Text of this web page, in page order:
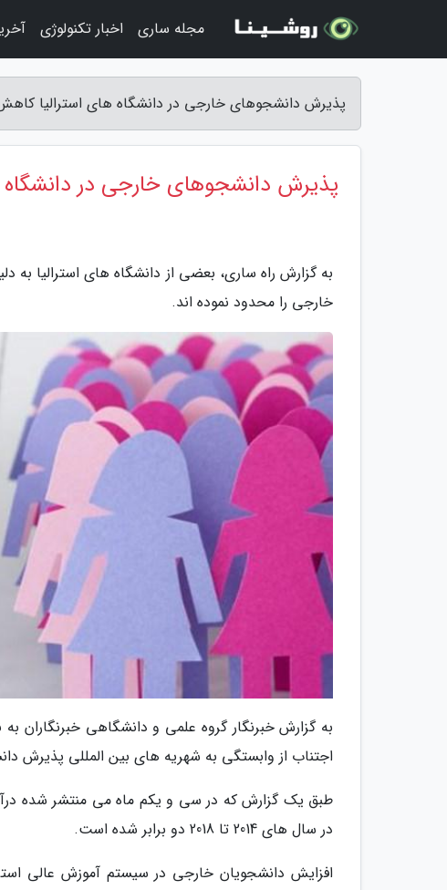
پذیرش دانشجوهای خارجی در دانشگاه های استرالیا
پذیرش دانشجوهای خارجی در
به گزارش راه ساری، بعضی از دانشگاه های استرالیا
خارجی را محدود نموده اند.
به گزارش خبرنگار گروه علمی و دانشگاهی خبرنگاران
اجتناب از وابستگی به شهریه های بین المللی پذیرش
طبق یک گزارش که در سی و یکم ماه می منتشر شده
در سال های 2014 تا 2018 دو برابر شده است.
افزایش دانشجویان خارجی در سیستم آموزش عالی
مجله ساری اخبار تکنولوژی